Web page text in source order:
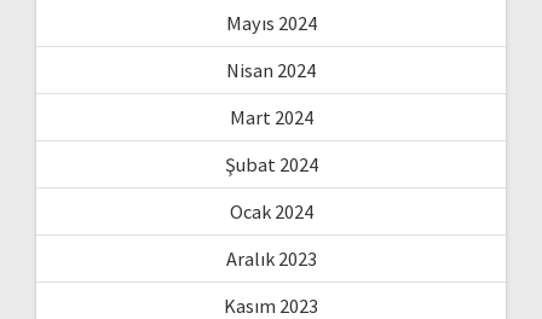
Mayıs 2024
Nisan 2024
Mart 2024
Şubat 2024
Ocak 2024
Aralık 2023
Kasım 2023